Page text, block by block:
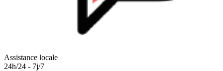
Assistance locale
24h/24 - 7j/7